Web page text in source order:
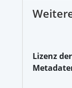
Lizenz der